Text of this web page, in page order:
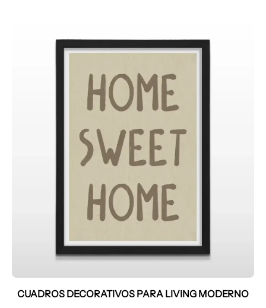
CUADROS DECORATIVOS PARA LIVING MODERNO